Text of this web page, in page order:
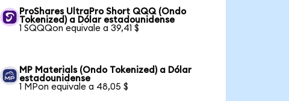
ProShares UltraPro Short QQQ (Ondo
Tokenized) a Dólar estadounidense
1 SQQQon equivale a 39,41 $
MP Materials (Ondo Tokenized) a Dólar
estadounidense
1 MPon equivale a 48,05 $